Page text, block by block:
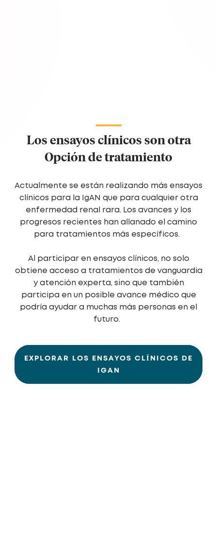
Los ensayos clínicos son otra
Opción de tratamiento
Actualmente se están realizando más ensayos
clínicos para la IgAN que para cualquier otra
enfermedad renal rara. Los avances y los
progresos recientes han allanado el camino
para tratamientos más específicos.
Al participar en ensayos clínicos, no solo
obtiene acceso a tratamientos de vanguardia
y atención experta, sino que también
participa en un posible avance médico que
podría ayudar a muchas más personas en el
futuro.
EXPLORAR LOS ENSAYOS CLÍNICOS DE
IGAN